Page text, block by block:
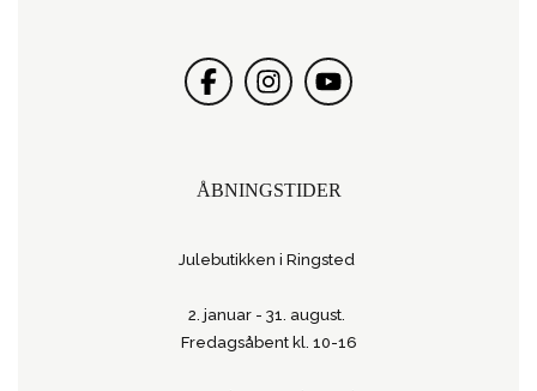
ÅBNINGSTIDER
Julebutikken i Ringsted
2. januar - 31. august.
Fredagsåbent kl. 10-16